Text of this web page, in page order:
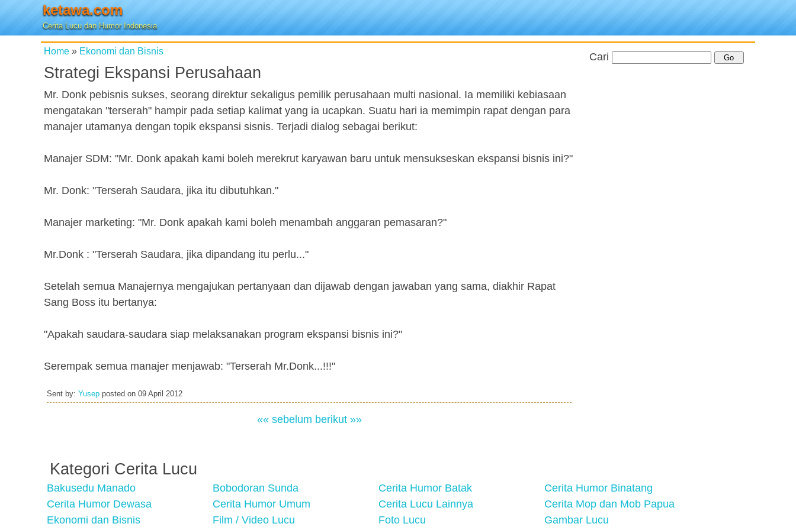
ketawa.com
Cerita Lucu dan Humor Indonesia
Home » Ekonomi dan Bisnis
Strategi Ekspansi Perusahaan
Mr. Donk pebisnis sukses, seorang direktur sekaligus pemilik perusahaan multi nasional. Ia memiliki kebiasaan
mengatakan "terserah" hampir pada setiap kalimat yang ia ucapkan. Suatu hari ia memimpin rapat dengan para
manajer utamanya dengan topik ekspansi sisnis. Terjadi dialog sebagai berikut:
Manajer SDM: "Mr. Donk apakah kami boleh merekrut karyawan baru untuk mensukseskan ekspansi bisnis ini?"
Mr. Donk: "Terserah Saudara, jika itu dibutuhkan."
Manajer marketing: "Mr. Donk apakah kami boleh menambah anggaran pemasaran?"
Mr.Donk : "Terserah Saudara, jika dipandang itu perlu..."
Setelah semua Manajernya mengajukan pertanyaan dan dijawab dengan jawaban yang sama, diakhir Rapat
Sang Boss itu bertanya:
"Apakah saudara-saudara siap melaksanakan program ekspansi bisnis ini?"
Serempak semua manajer menjawab: "Terserah Mr.Donk...!!!"
Sent by: Yusep posted on 09 April 2012
«« sebelum berikut »»
Cari
Kategori Cerita Lucu
Bakusedu Manado Bobodoran Sunda Cerita Humor Batak
Cerita Humor Binatang
Cerita Humor Dewasa
Cerita Humor Umum Cerita Lucu Lainnya
Cerita Mop dan Mob Papua
Ekonomi dan Bisnis
Film / Video Lucu Foto Lucu Gambar Lucu